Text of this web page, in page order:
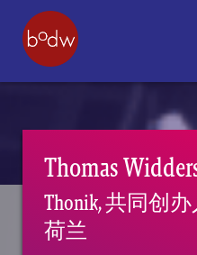
Thomas
Thonik, 共同创
荷兰